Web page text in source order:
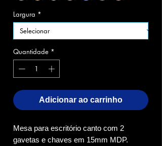
Largura *
Quantidade *
Adicionar ao carrinho
Mesa para escritório canto com 2
gavetas e chaves em 15mm MDP.